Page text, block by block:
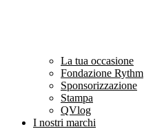
La tua occasione
Fondazione Rythm
Sponsorizzazione
Stampa
QVlog
I nostri marchi